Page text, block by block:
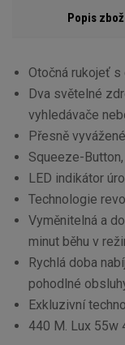
Popis
Otočná rukojeť
Dva světelné
vyhledávače
Přesně
Squeeze-
LED indikátor
Technologie
Vyměnitelná a
minut běhu v
Rychlá doba
pohodlné
Exkluzivní
440 M. Lux 55w